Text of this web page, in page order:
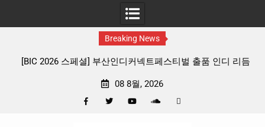
Breaking News
넥트페스티벌 출품 인디 리듬
판타지 케이팝 애니메이션 ‘고스트
08 8월, 2026